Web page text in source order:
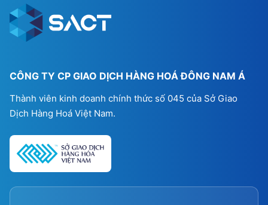
CÔNG TY CP GIAO DỊCH HÀNG HOÁ ĐÔNG NAM Á
Thành viên kinh doanh chính thức số 045 của Sở Giao
Dịch Hàng Hoá Việt Nam.